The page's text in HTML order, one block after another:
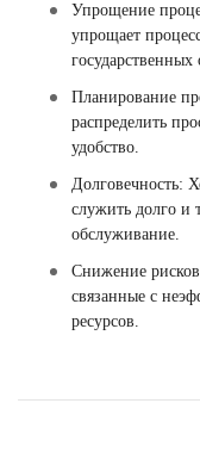
Упрощение
упрощает
государственных
Планирование
распределить
удобство.
Долговечность:
служить долго и
обслуживание.
Снижение
связанные с
ресурсов.